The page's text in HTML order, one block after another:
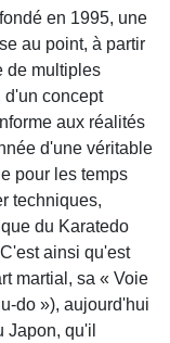
en 1995, une
au point, à partir
de multiples
d'un concept
aux réalités
d'une véritable
pour les temps
techniques,
du Karatedo
ainsi qu'est
martial, sa « Voie
do »), aujourd'hui
Japon, qu'il